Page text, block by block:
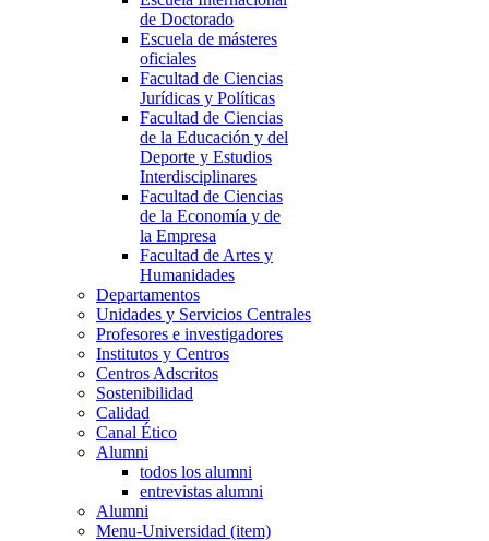
de Doctorado
Escuela de másteres
oficiales
Facultad de Ciencias
Jurídicas y Políticas
Facultad de Ciencias
de la Educación y del
Deporte y Estudios
Interdisciplinares
Facultad de Ciencias
de la Economía y de
la Empresa
Facultad de Artes y
Humanidades
Departamentos
Unidades y Servicios Centrales
Profesores e investigadores
Institutos y Centros
Centros Adscritos
Sostenibilidad
Calidad
Canal Ético
Alumni
todos los alumni
entrevistas alumni
Alumni
Menu-Universidad (item)